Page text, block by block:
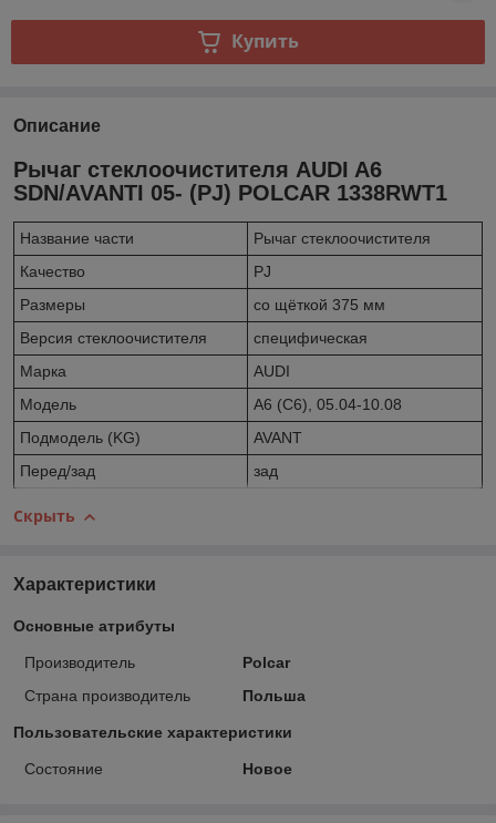
Купить
Описание
Рычаг стеклоочистителя AUDI A6
SDN/AVANTI 05- (PJ) POLCAR 1338RWT1
Название части
Рычаг стеклоочистителя
Качество
PJ
Размеры
со щёткой 375 мм
Версия стеклоочистителя
специфическая
Марка
AUDI
Модель
A6 (C6), 05.04-10.08
Подмодель (KG)
AVANT
Перед/зад
зад
Скрыть
Характеристики
Основные атрибуты
Производитель
Polcar
Страна производитель
Польша
Пользовательские характеристики
Состояние Новое